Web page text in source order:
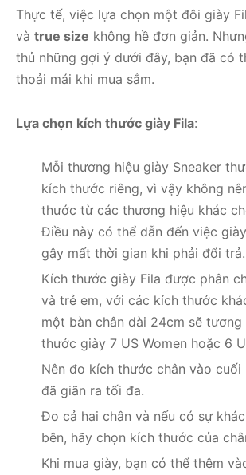
Thực tế, việc lựa chọn một đôi giày
và true size không hề đơn giản.
thủ những gợi ý dưới đây, bạn đã có
thoải mái khi mua sắm.
Lựa chọn kích thước giày Fila:
Mỗi thương hiệu giày Sneaker
kích thước riêng, vì vậy không
thước từ các thương hiệu khác
Điều này có thể dẫn đến việc
gây mất thời gian khi phải đổi trả.
Kích thước giày Fila được phân
và trẻ em, với các kích thước
một bàn chân dài 24cm sẽ
thước giày 7 US Women hoặc 6
Nên đo kích thước chân vào cuối
đã giãn ra tối đa.
Đo cả hai chân và nếu có sự
bên, hãy chọn kích thước của
Khi mua giày, bạn có thể thêm